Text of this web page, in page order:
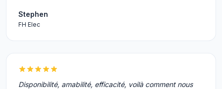
Stephen
FH Elec
Disponibilité, amabilité, efficacité, voilà comment nous